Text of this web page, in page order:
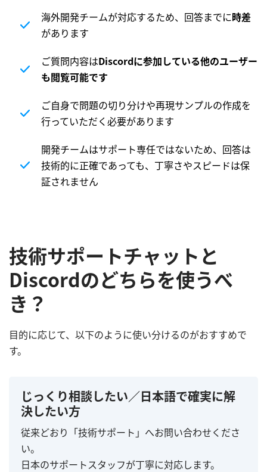
海外開発チームが対応するため、回答までに時差
があります
ご質問内容はDiscordに参加している他のユーザー
も閲覧可能です
ご自身で問題の切り分けや再現サンプルの作成を
行っていただく必要があります
開発チームはサポート専任ではないため、回答は
技術的に正確であっても、丁寧さやスピードは保
証されません
技術サポートチャットと
Discordのどちらを使うべ
き？
目的に応じて、以下のように使い分けるのがおすすめで
す。
じっくり相談したい／日本語で確実に解
決したい方
従来どおり「技術サポート」へお問い合わせくださ
い。
日本のサポートスタッフが丁寧に対応します。